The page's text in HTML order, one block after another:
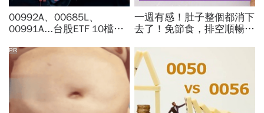
00992A、00685L、
00991A...台股ETF 10檔打
幅稱冠，達人認證選股實力
堅強
一週有感！肚子整個都消下
去了！免節食，排空順暢就
PR